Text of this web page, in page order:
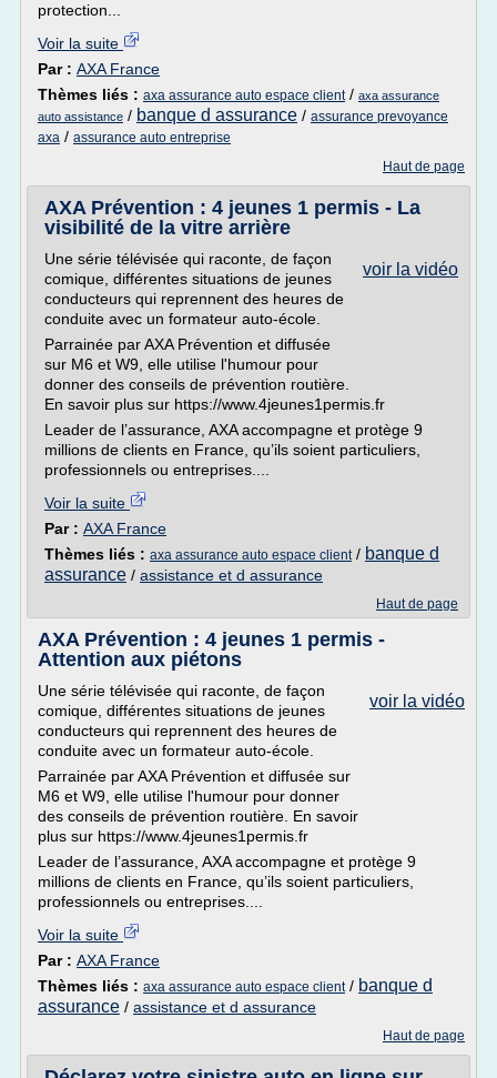
protection...
Voir la suite
Par : AXA France
Thèmes liés : axa assurance auto espace client/ axa assurance
auto assistance / banque d assurance / assurance prevoyance
axa / assurance auto entreprise
Haut de page
AXA Prévention : 4 jeunes 1 permis - La
visibilité de la vitre arrière
voir la vidéo
Une série télévisée qui raconte, de façon
comique, différentes situations de jeunes
conducteurs qui reprennent des heures de
conduite avec un formateur auto-école.
Parrainée par AXA Prévention et diffusée
sur M6 et W9, elle utilise l'humour pour
donner des conseils de prévention routière.
En savoir plus sur https://www.4jeunes1permis.fr
Leader de l’assurance, AXA accompagne et protège 9
millions de clients en France, qu’ils soient particuliers,
professionnels ou entreprises....
Voir la suite
Par : AXA France
Thèmes liés : axa assurance auto espace client/ banque d
assurance / assistance et d assurance
Haut de page
AXA Prévention : 4 jeunes 1 permis -
Attention aux piétons
voir la vidéo
Une série télévisée qui raconte, de façon
comique, différentes situations de jeunes
conducteurs qui reprennent des heures de
conduite avec un formateur auto-école.
Parrainée par AXA Prévention et diffusée sur
M6 et W9, elle utilise l'humour pour donner
des conseils de prévention routière. En savoir
plus sur https://www.4jeunes1permis.fr
Leader de l’assurance, AXA accompagne et protège 9
millions de clients en France, qu’ils soient particuliers,
professionnels ou entreprises....
Voir la suite
Par : AXA France
Thèmes liés : axa assurance auto espace client/ banque d
assurance / assistance et d assurance
Haut de page